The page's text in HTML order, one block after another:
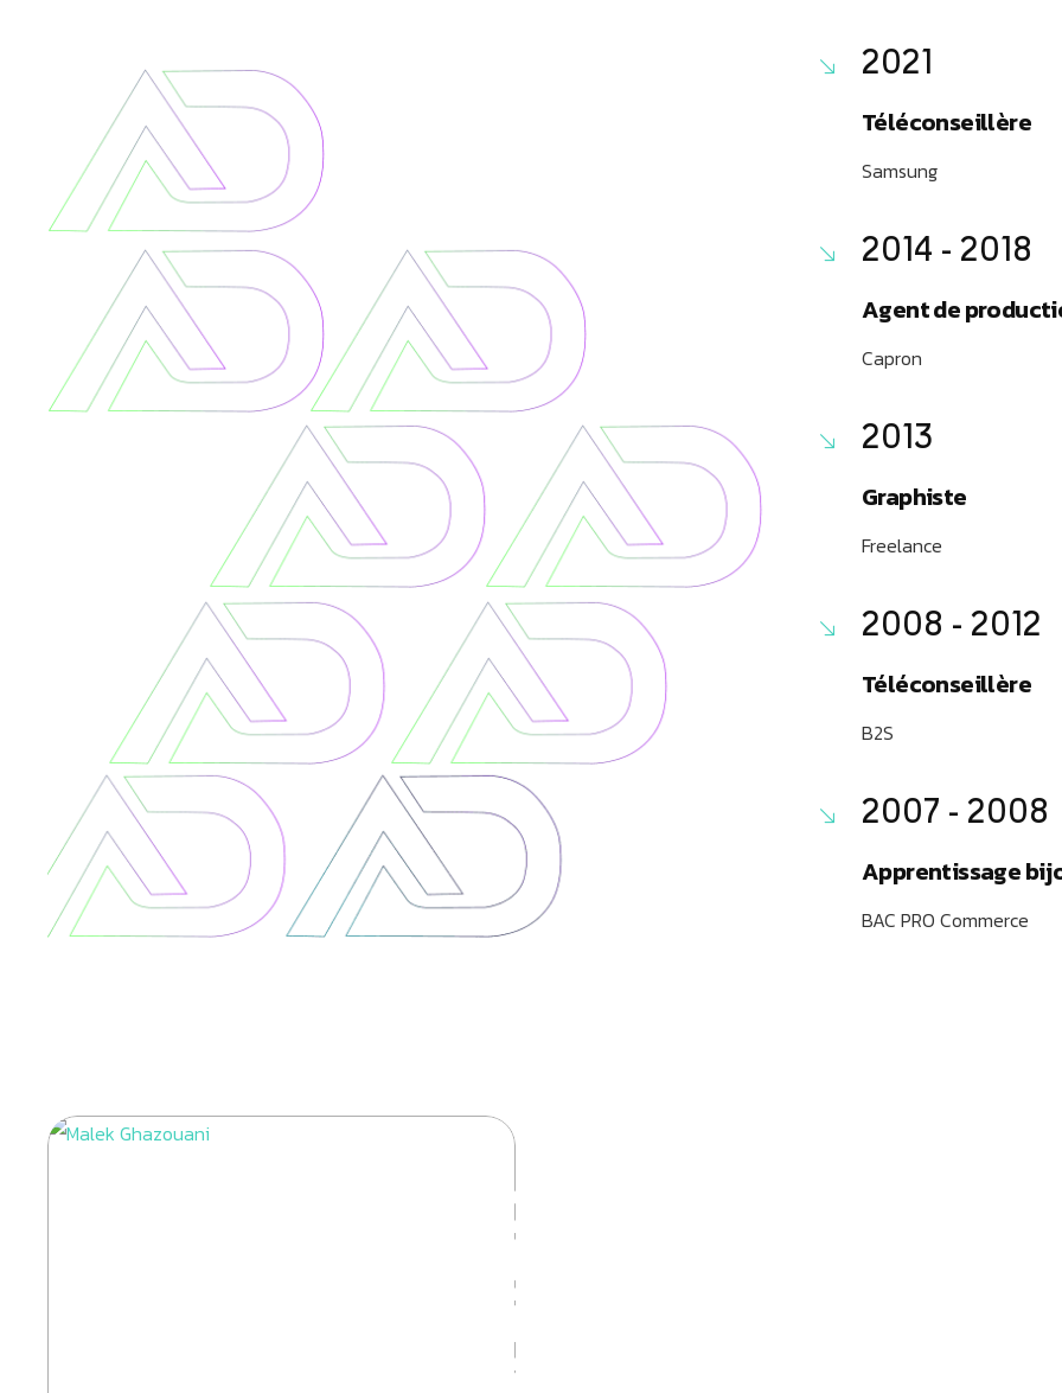
2021
Téléconseillère
Samsung
2014 - 2018
Agent de
Capron
2013
Graphiste
Freelance
2008 - 2012
Téléconseillère
B2S
2007 - 2008
Apprentissage
BAC PRO Commerce